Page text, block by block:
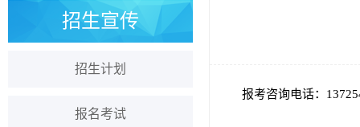
招生宣传
招生计划
报名考试
报考咨询电话：